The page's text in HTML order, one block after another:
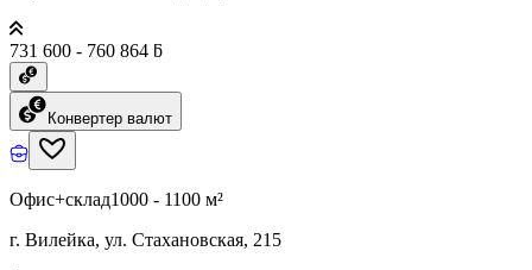
731 600 - 760 864 ƃ
Конвертер валют
Офис+склад1000 - 1100 м²
г. Вилейка, ул. Стахановская, 215